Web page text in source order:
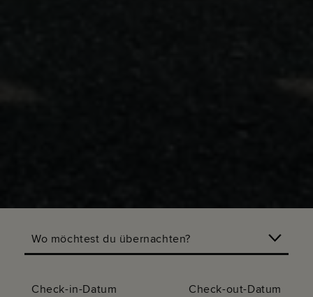
Wo möchtest du übernachten?
Check-in-Datum Check-out-Datum